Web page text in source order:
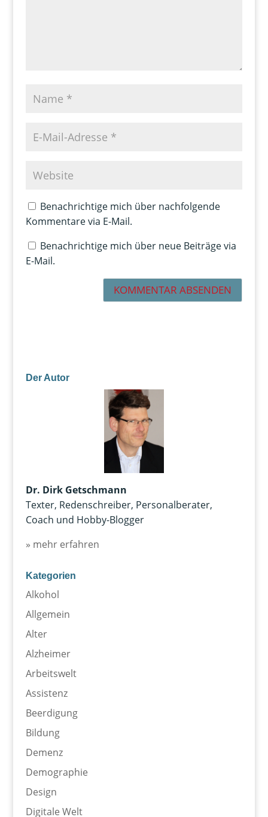
Benachrichtige mich über nachfolgende
Kommentare via E-Mail.
Benachrichtige mich über neue Beiträge via
E-Mail.
Der Autor
Dr. Dirk Getschmann
Texter, Redenschreiber, Personalberater,
Coach und Hobby-Blogger
» mehr erfahren
Kategorien
Alkohol
Allgemein
Alter
Alzheimer
Arbeitswelt
Assistenz
Beerdigung
Bildung
Demenz
Demographie
Design
Digitale Welt